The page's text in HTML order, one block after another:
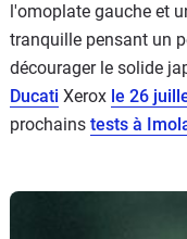
l'omoplate gauche et
tranquille pensant un
décourager le solide
Ducati Xerox le 26
prochains tests à